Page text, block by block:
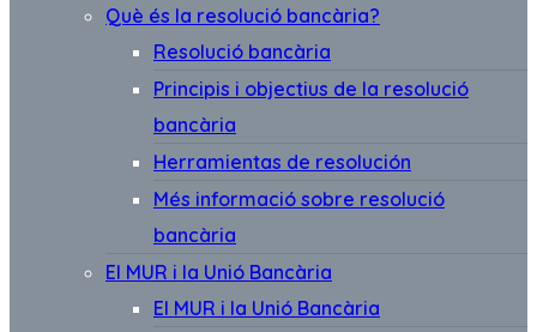
Què és la resolució bancària?
Resolució bancària
Principis i objectius de la resolució
bancària
Herramientas de resolución
Més informació sobre resolució
bancària
El MUR i la Unió Bancària
El MUR i la Unió Bancària